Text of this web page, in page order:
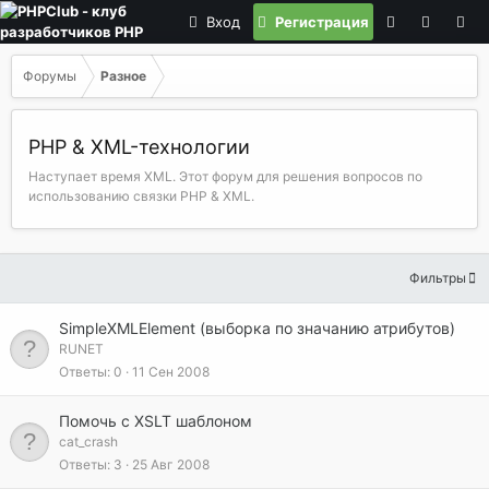
Вход Регистрация
Форумы Разное
PHP & XML-технологии
Наступает время XML. Этот форум для решения вопросов по
использованию связки PHP & XML.
Фильтры
SimpleXMLElement (выборка по значанию атрибутов)
RUNET
Ответы 0 11 Сен 2008
Помочь с XSLT шаблоном
cat_crash
Ответы 3 25 Авг 2008